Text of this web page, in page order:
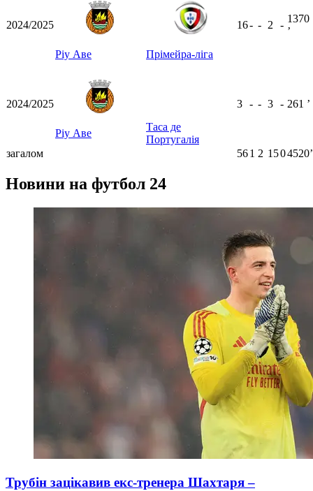
2024/2025
Ріу Аве Прімейра-ліга
16- - 2 -
1370
ʼ
2024/2025
Ріу Аве
Таса де
Португалія
3 - - 3 - 261 ʼ
загалом 561 2 1504520ʼ
Новини на футбол 24
Трубін зацікавив екс-тренера Шахтаря –